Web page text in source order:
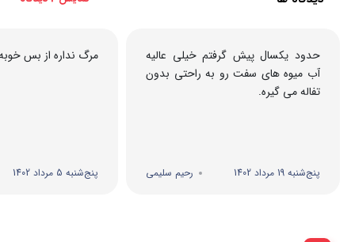
حدود یکسال پیش گرفتم خیلی عالیه
آب میوه های سفت رو به راحتی بدون
تفاله می گیره.
پنج‌شنبه 19 مرداد 1402 رحیم سلیمی
مرگ نداره از بس
پنج‌شنبه 5 مرداد 1402